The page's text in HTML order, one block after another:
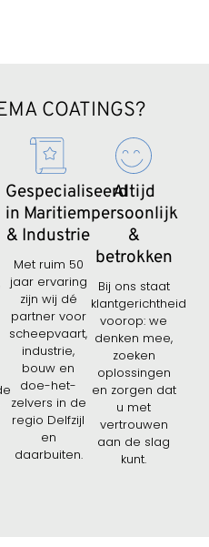
COATINGS?
Gespecialiseerd
in Maritiem
& Industrie
Met ruim 50
jaar ervaring
zijn wij dé
partner voor
scheepvaart,
industrie,
bouw en
doe-het-
zelvers in de
regio Delfzijl
en
daarbuiten.
Altijd
persoonlijk
&
betrokken
Bij ons staat
klantgerichtheid
voorop: we
denken mee,
zoeken
oplossingen
en zorgen dat
u met
vertrouwen
aan de slag
kunt.